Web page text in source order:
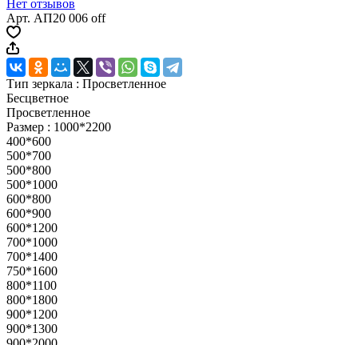
Нет отзывов
Арт. АП20 006 off
Тип зеркала : Просветленное
Бесцветное
Просветленное
Размер : 1000*2200
400*600
500*700
500*800
500*1000
600*800
600*900
600*1200
700*1000
700*1400
750*1600
800*1100
800*1800
900*1200
900*1300